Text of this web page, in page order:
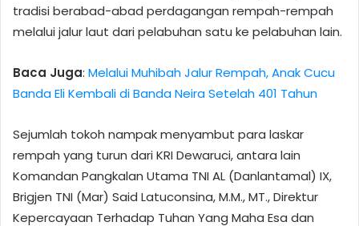
tradisi berabad-abad perdagangan rempah-rempah
melalui jalur laut dari pelabuhan satu ke pelabuhan lain.
Baca Juga: Melalui Muhibah Jalur Rempah, Anak Cucu
Banda Eli Kembali di Banda Neira Setelah 401 Tahun
Sejumlah tokoh nampak menyambut para laskar
rempah yang turun dari KRI Dewaruci, antara lain
Komandan Pangkalan Utama TNI AL (Danlantamal) IX,
Brigjen TNI (Mar) Said Latuconsina, M.M., MT., Direktur
Kepercayaan Terhadap Tuhan Yang Maha Esa dan